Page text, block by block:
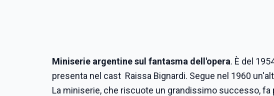
Miniserie argentine sul fantasma dell'opera. È del
presenta nel cast Raissa Bignardi. Segue nel 1960
La miniserie, che riscuote un grandissimo successo,